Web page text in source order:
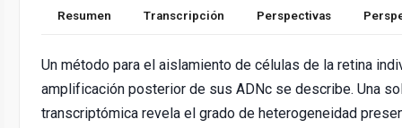
Resumen Transcripción Perspectivas
Un método para el aislamiento de células de la retina
amplificación posterior de sus ADNc se describe. Una
transcriptómica revela el grado de heterogeneidad